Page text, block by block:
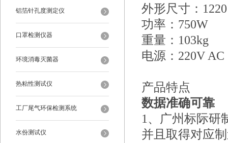
铝箔针孔度测定仪
口罩检测仪器
环境消毒灭菌器
热粘性测试仪
工厂尾气环保检测系统
水份测试仪
外形尺寸：
功率：750W
重量：103kg
电源：220V AC
产品特点
数据准确可靠
1、广州标际研
并且取得对应